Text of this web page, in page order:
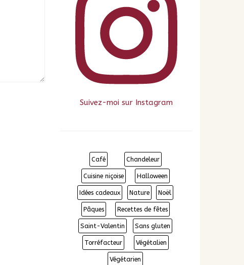
Suivez-moi sur Instagram
Café Chandeleur
Cuisine niçoise Halloween
Idées cadeaux Nature Noël
Pâques Recettes de fêtes
Saint-Valentin Sans gluten
Torréfacteur Végétalien
Végétarien